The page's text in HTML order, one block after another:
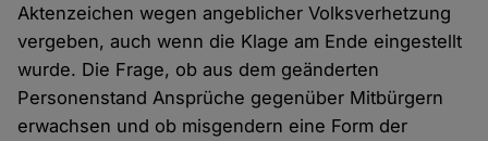
Aktenzeichen wegen angeblicher Volksverhetzung
vergeben, auch wenn die Klage am Ende eingestellt
wurde. Die Frage, ob aus dem geänderten
Personenstand Ansprüche gegenüber Mitbürgern
erwachsen und ob misgendern eine Form der